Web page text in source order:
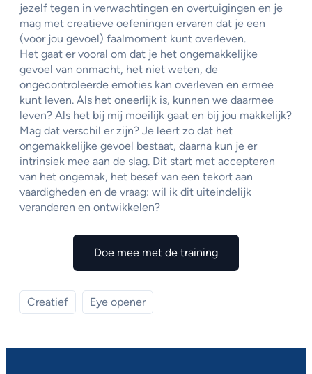
jezelf tegen in verwachtingen en overtuigingen en je
mag met creatieve oefeningen ervaren dat je een
(voor jou gevoel) faalmoment kunt overleven.
Het gaat er vooral om dat je het ongemakkelijke
gevoel van onmacht, het niet weten, de
ongecontroleerde emoties kan overleven en ermee
kunt leven. Als het oneerlijk is, kunnen we daarmee
leven? Als het bij mij moeilijk gaat en bij jou makkelijk?
Mag dat verschil er zijn? Je leert zo dat het
ongemakkelijke gevoel bestaat, daarna kun je er
intrinsiek mee aan de slag. Dit start met accepteren
van het ongemak, het besef van een tekort aan
vaardigheden en de vraag: wil ik dit uiteindelijk
veranderen en ontwikkelen?
Doe mee met de training
Creatief Eye opener